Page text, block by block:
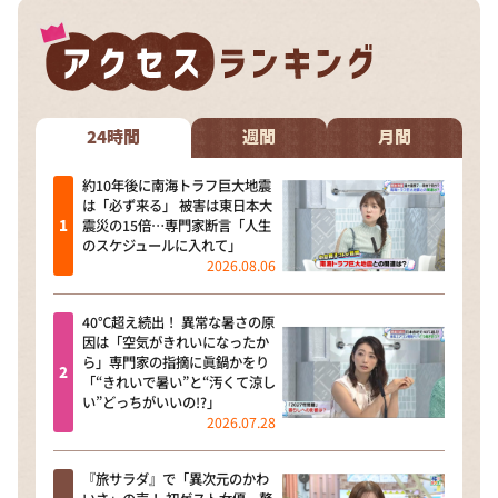
24時間 週間 月間
約10年後に南海トラフ巨大地震
は「必ず来る」 被害は東日本大
震災の15倍…専門家断言「人生
のスケジュールに入れて」
2026.08.06
40℃超え続出！ 異常な暑さの原
因は「空気がきれいになったか
ら」専門家の指摘に眞鍋かをり
「“きれいで暑い”と“汚くて涼し
い”どっちがいいの!?」
2026.07.28
『旅サラダ』で「異次元のかわ